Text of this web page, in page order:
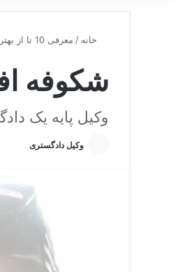
خانه / معرفی 10 تا از بهترین وکیل کرمان 🥇【آپدیت جدید】⚖️
شکوفه
وکیل پایه یک
وکیل دادگستری
ا